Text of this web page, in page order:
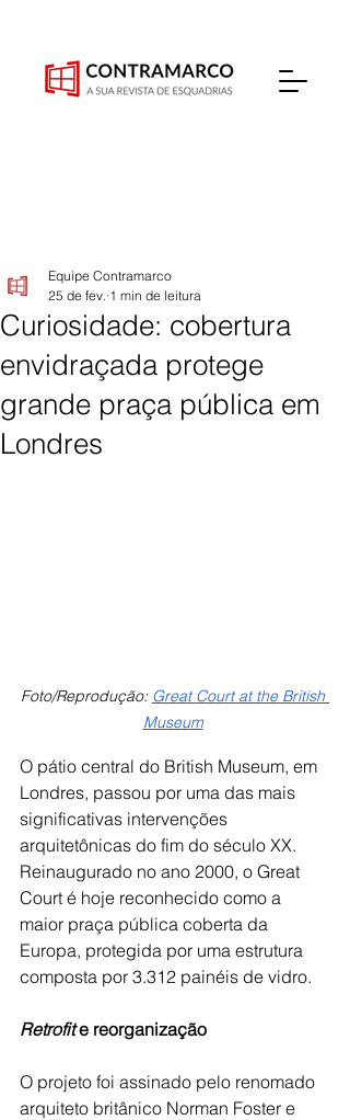
Curiosidade: cobertura
envidraçada protege
grande praça pública em
Londres
Equipe Contramarco
25 de fev. 1 min de leitura
Foto/Reprodução: Great Court at the British
Museum
O pátio central do British Museum, em
Londres, passou por uma das mais
significativas intervenções
arquitetônicas do fim do século XX.
Reinaugurado no ano 2000, o Great
Court é hoje reconhecido como a
maior praça pública coberta da
Europa, protegida por uma estrutura
composta por 3.312 painéis de vidro.
Retrofit e reorganização
O projeto foi assinado pelo renomado
arquiteto britânico Norman Foster e